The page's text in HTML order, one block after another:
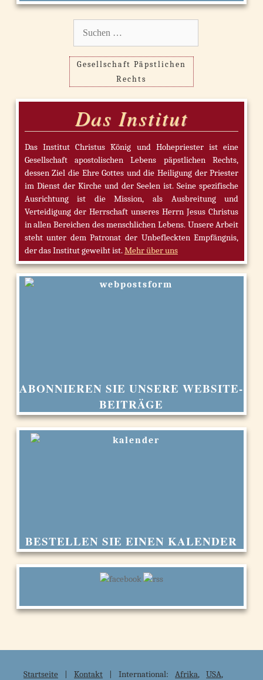
Gesellschaft Päpstlichen
Rechts
Das Institut
Das Institut Christus König und Hohepriester ist eine
Gesellschaft apostolischen Lebens päpstlichen Rechts,
dessen Ziel die Ehre Gottes und die Heiligung der Priester
im Dienst der Kirche und der Seelen ist. Seine spezifische
Ausrichtung ist die Mission, als Ausbreitung und
Verteidigung der Herrschaft unseres Herrn Jesus Christus
in allen Bereichen des menschlichen Lebens. Unsere Arbeit
steht unter dem Patronat der Unbefleckten Empfängnis,
der das Institut geweiht ist.Mehr über uns
ABONNIEREN SIE UNSERE WEBSITE-
BEITRÄGE
BESTELLEN SIE EINEN KALENDER
Startseite |Kontakt | International:Afrika,USA,